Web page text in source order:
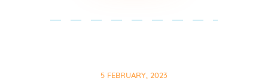
5 FEBRUARY, 2023